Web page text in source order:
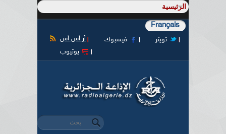
Français
آر أس أس فيسبوك
تويتر
يوتيوب
استمارة البحث
‏بحث ‏